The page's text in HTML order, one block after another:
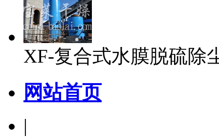
XF-复合式水膜脱硫除
网站首页
|